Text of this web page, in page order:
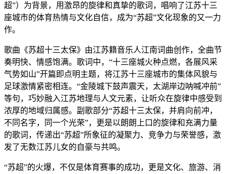
超”）为背景，用激昂的旋律和真挚的歌词，唱响了江苏十三
座城市的体育热情与文化自信，成为“苏超”文化现象的又一力
作。
歌曲《苏超十三太保》由江苏籍音乐人江南词曲创作，全曲节
奏明快、情感饱满。歌词中，“十三座城火种点燃，各展风采
气势如山”开篇即点明主题，将江苏十三座城市的集体风貌与
足球激情紧密相连。“金陵城下鼓声震天，太湖岸边呐喊冲前”
等句，巧妙融入江苏地理与人文元素，让听众在旋律中感受到
浓厚的地域归属感。副歌部分“苏超十三太保，并肩向前冲，
不同名字，同一个光荣”，更是以朗朗上口的旋律和充满力量
的歌词，传递出“苏超”所象征的凝聚力、竞争力与荣誉感，激
发了无数江苏儿女的自豪与共鸣。
“苏超”的火爆，不仅是体育赛事的成功，更是文化、旅游、消